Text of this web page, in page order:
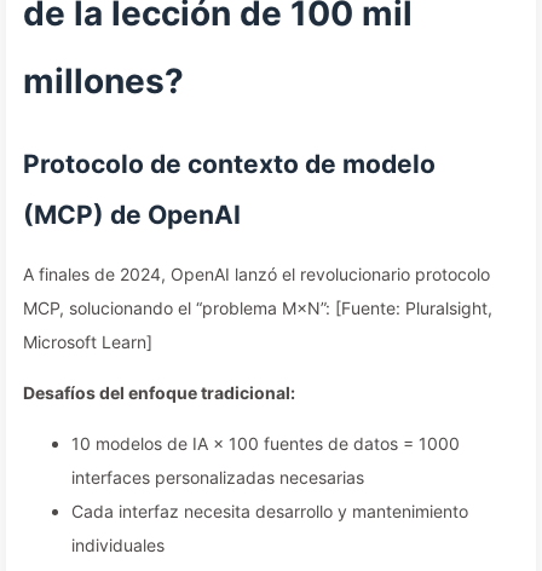
de la lección de 100 mil
millones?
Protocolo de contexto de modelo
(MCP) de OpenAI
A finales de 2024, OpenAI lanzó el revolucionario protocolo
MCP, solucionando el “problema M×N”: [Fuente: Pluralsight,
Microsoft Learn]
Desafíos del enfoque tradicional:
10 modelos de IA × 100 fuentes de datos = 1000
interfaces personalizadas necesarias
Cada interfaz necesita desarrollo y mantenimiento
individuales